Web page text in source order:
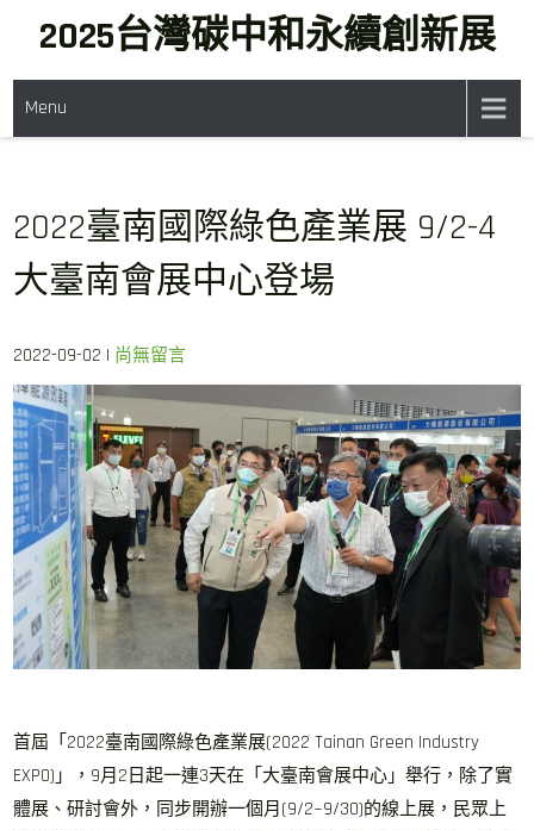
content
2025台灣碳中和永續創新展
Menu
2022臺南國際綠色產業展 9/2-4
大臺南會展中心登場
2022-09-02 | 尚無留言
首屆「2022臺南國際綠色產業展(2022 Tainan Green Industry
EXPO)」，9月2日起一連3天在「大臺南會展中心」舉行，除了實
體展、研討會外，同步開辦一個月(9/2~9/30)的線上展，民眾上